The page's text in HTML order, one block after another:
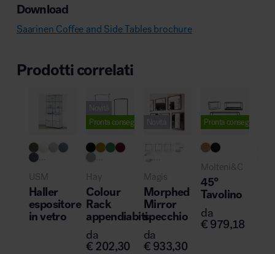
Download
Saarinen Coffee and Side Tables brochure
Prodotti correlati
...
USM
Haller
espositore
in vetro
Pronta consegna
Hay
Colour
Rack
appendiabiti
da
€ 202,30
Magis
Morphed
Mirror
specchio
da
€ 933,30
Pronta consegna
Molteni&C
45°
Tavolino
da
€ 979,18